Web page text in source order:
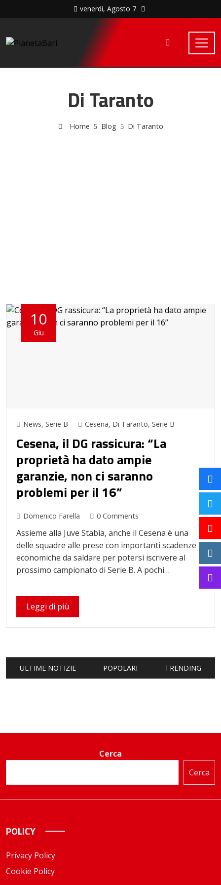
venerdì, Agosto 7
Di Taranto
Home Blog Di Taranto
10
Giu
News, Serie B Cesena, Di Taranto, Serie B
Cesena, il DG rassicura: “La
proprietà ha dato ampie
garanzie, non ci saranno
problemi per il 16”
Domenico Farella 0 Comments
Assieme alla Juve Stabia, anche il Cesena è una
delle squadre alle prese con importanti scadenze
economiche da saldare per potersi iscrivere al
prossimo campionato di Serie B. A pochi…
Leggi di più
ULTIME NOTIZIE POPOLARI TRENDING
Cerca
Cerca
POLICY
Privacy Policy
Cookie Policy